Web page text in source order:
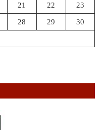
21 22 23
28 29 30